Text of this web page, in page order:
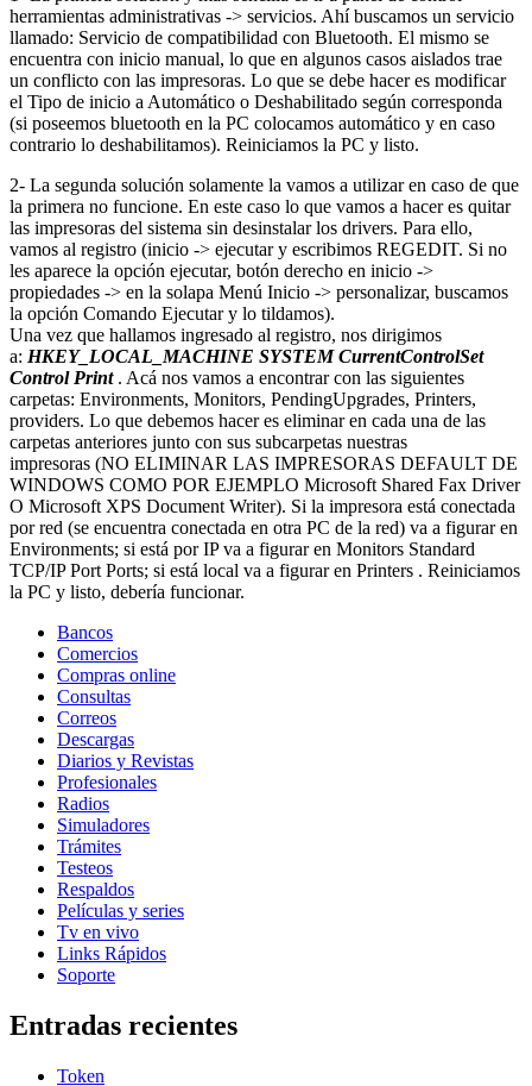
herramientas administrativas -> servicios. Ahí buscamos un servicio
llamado: Servicio de compatibilidad con Bluetooth. El mismo se
encuentra con inicio manual, lo que en algunos casos aislados trae
un conflicto con las impresoras. Lo que se debe hacer es modificar
el Tipo de inicio a Automático o Deshabilitado según corresponda
(si poseemos bluetooth en la PC colocamos automático y en caso
contrario lo deshabilitamos). Reiniciamos la PC y listo.
2- La segunda solución solamente la vamos a utilizar en caso de que
la primera no funcione. En este caso lo que vamos a hacer es quitar
las impresoras del sistema sin desinstalar los drivers. Para ello,
vamos al registro (inicio -> ejecutar y escribimos REGEDIT. Si no
les aparece la opción ejecutar, botón derecho en inicio ->
propiedades -> en la solapa Menú Inicio -> personalizar, buscamos
la opción Comando Ejecutar y lo tildamos).
Una vez que hallamos ingresado al registro, nos dirigimos
a: HKEY_LOCAL_MACHINE SYSTEM CurrentControlSet
Control Print . Acá nos vamos a encontrar con las siguientes
carpetas: Environments, Monitors, PendingUpgrades, Printers,
providers. Lo que debemos hacer es eliminar en cada una de las
carpetas anteriores junto con sus subcarpetas nuestras
impresoras (NO ELIMINAR LAS IMPRESORAS DEFAULT DE
WINDOWS COMO POR EJEMPLO Microsoft Shared Fax Driver
O Microsoft XPS Document Writer). Si la impresora está conectada
por red (se encuentra conectada en otra PC de la red) va a figurar en
Environments; si está por IP va a figurar en Monitors Standard
TCP/IP Port Ports; si está local va a figurar en Printers . Reiniciamos
la PC y listo, debería funcionar.
Bancos
Comercios
Compras online
Consultas
Correos
Descargas
Diarios y Revistas
Profesionales
Radios
Simuladores
Trámites
Testeos
Respaldos
Películas y series
Tv en vivo
Links Rápidos
Soporte
Entradas recientes
Token